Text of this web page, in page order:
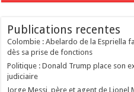
Publications recentes
Colombie : Abelardo de la Espriella
dès sa prise de fonctions
Politique : Donald Trump place son
judiciaire
Jorge Messi, père et agent de Lionel